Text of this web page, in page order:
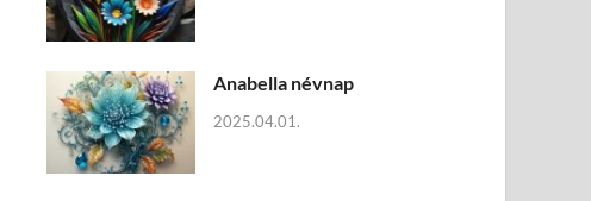
Anabella névnap
2025.04.01.